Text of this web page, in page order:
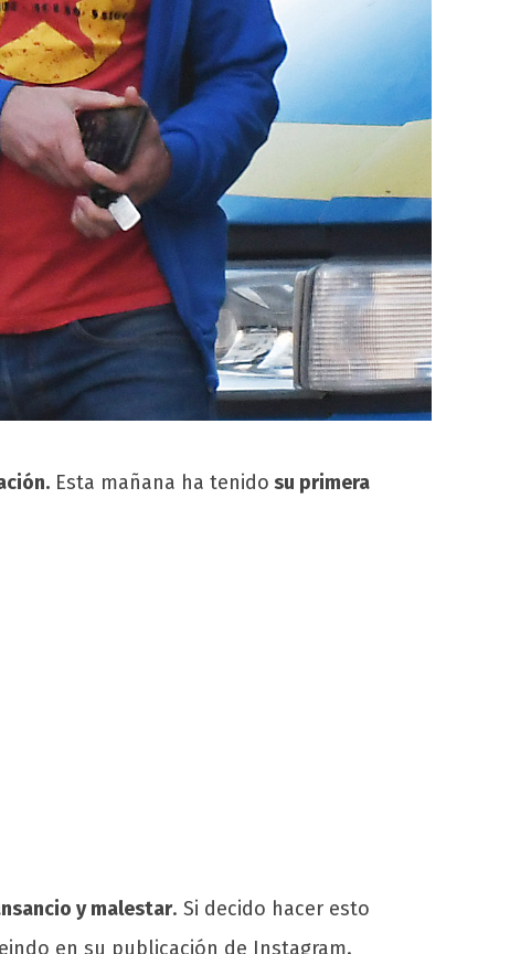
Esta mañana ha tenido su primera
y malestar. Si decido hacer esto
en su publicación de Instagram.